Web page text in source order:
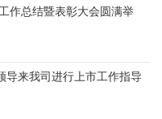
作总结暨表彰大会圆满举
导来我司进行上市工作指导